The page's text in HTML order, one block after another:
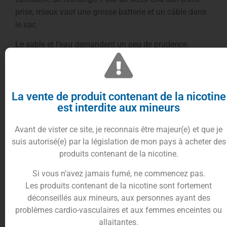
prise, mieux vaut une grosse batterie et un câble dans
le sac.
Le sable et l’eau demandent un peu de prudence.
Gardez l’appareil dans une pochette fermée, à l’abri du
soleil direct qui chauffe le liquide. Si vous partez à
pays interdisent la vape pure et simple. Vous hésitez
sur le modèle qui colle à votre rythme ? Leskits pour
batterie et cartouche comprises.
Des e-liquides pensés pour
ce format
Le pod aime les liquides assez fluides et les sels de
nicotine. Cette forme de nicotine donne un hit doux en
gorge tout en calmant vite l’envie, ce qui parle aux
La vente de produit contenant de la nicotine
est interdite aux mineurs
Avant de vister ce site, je reconnais être majeur(e) et que je
suis autorisé(e) par la législation de mon pays à acheter des
produits contenant de la nicotine.
Si vous n’avez jamais fumé, ne commencez pas.
Les produits contenant de la nicotine sont fortement
déconseillés aux mineurs, aux personnes ayant des
problèmes cardio-vasculaires et aux femmes enceintes ou
allaitantes.